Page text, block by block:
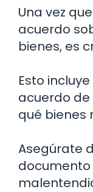
Una vez
acuerdo
bienes, es
Esto
acuerdo
qué bienes
Asegúrate